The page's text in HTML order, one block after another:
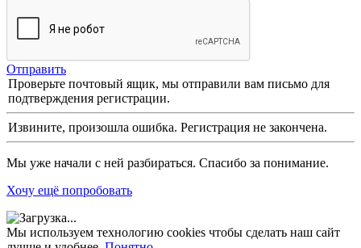
Отправить
Проверьте почтовый ящик, мы отправили вам письмо для
подтверждения регистрации.
Извините, произошла ошибка. Регистрация не закончена.
Мы уже начали с ней разбираться. Спасибо за понимание.
Хочу ещё попробовать
Мы используем технологию cookies чтобы сделать наш сайт